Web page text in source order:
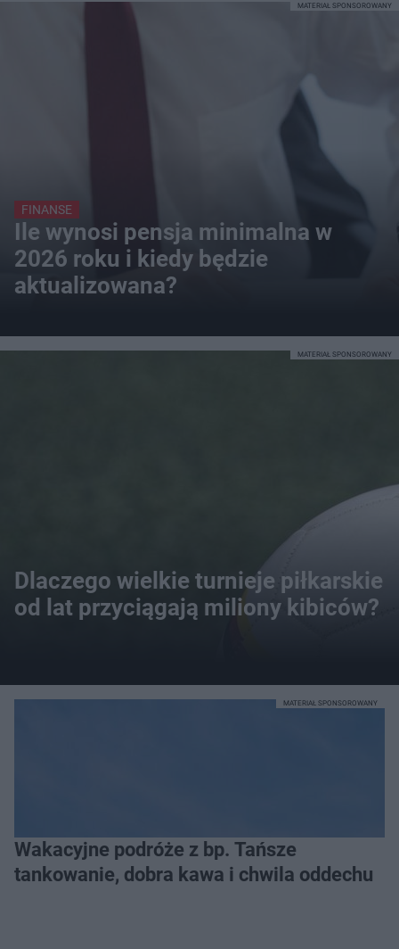
FINANSE
Ile wynosi pensja minimalna w
2026 roku i kiedy będzie
aktualizowana?
MATERIAŁ SPONSOROWANY
Dlaczego wielkie turnieje piłkarskie
od lat przyciągają miliony kibiców?
MATERIAŁ SPONSOROWANY
Wakacyjne podróże z bp. Tańsze
tankowanie, dobra kawa i chwila oddechu
MATERIAŁ SPONSOROWANY